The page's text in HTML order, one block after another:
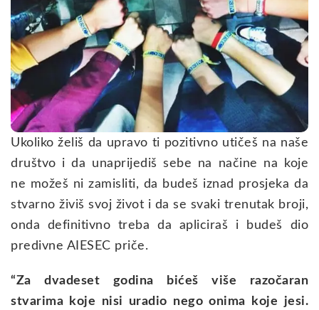
Ukoliko želiš da upravo ti pozitivno utičeš na naše
društvo i da unaprijediš sebe na načine na koje
ne možeš ni zamisliti, da budeš iznad prosjeka da
stvarno živiš svoj život i da se svaki trenutak broji,
onda definitivno treba da apliciraš i budeš dio
predivne AIESEC priče.
“Za dvadeset godina bićeš više razočaran
stvarima koje nisi uradio nego onima koje jesi.